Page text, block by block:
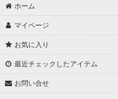
ホーム
マイページ
お気に入り
最近チェックしたアイテム
お問い合せ